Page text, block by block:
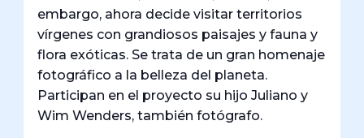
embargo, ahora decide visitar territorios
vírgenes con grandiosos paisajes y fauna y
flora exóticas. Se trata de un gran homenaje
fotográfico a la belleza del planeta.
Participan en el proyecto su hijo Juliano y
Wim Wenders, también fotógrafo.